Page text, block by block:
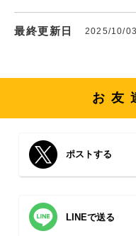
最終更新日 2025/10/03
お友
ポストする
LINEで送る